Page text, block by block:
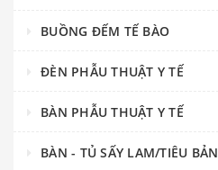
BUỒNG ĐẾM TẾ BÀO
ĐÈN PHẪU THUẬT Y TẾ
BÀN PHẪU THUẬT Y TẾ
BÀN - TỦ SẤY LAM/TIÊU BẢN